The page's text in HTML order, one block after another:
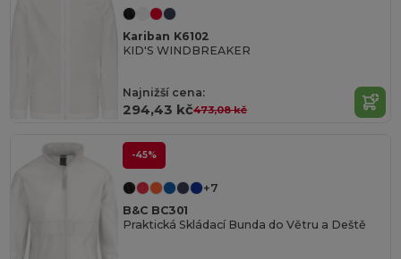
Kariban K6102
KID'S WINDBREAKER
Najnižší cena:
294,43 kč473,08 kč
-45%
+7
B&C BC301
Praktická Skládací Bunda do Větru a Deště